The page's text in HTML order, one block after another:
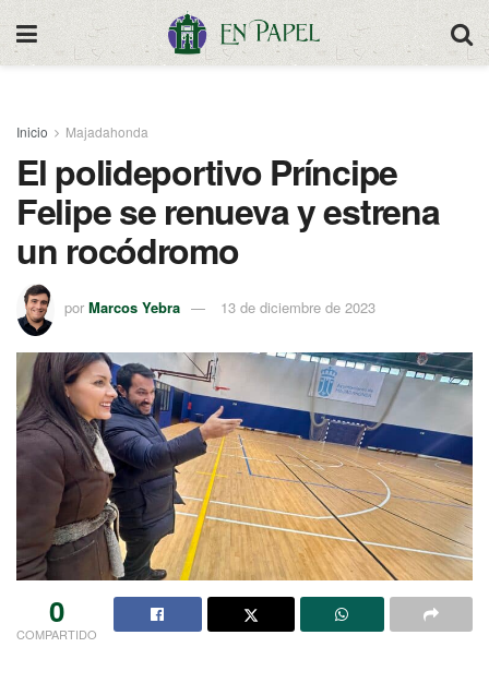
Inicio Majadahonda
El polideportivo Príncipe
Felipe se renueva y estrena
un rocódromo
por Marcos Yebra 13 de diciembre de 2023
0
COMPARTIDO